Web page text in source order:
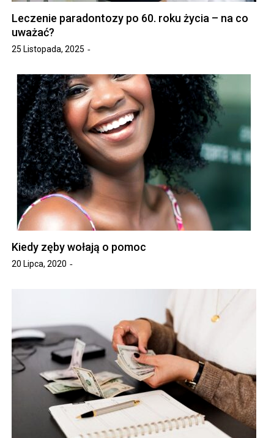
Leczenie paradontozy po 60. roku życia – na co
uważać?
25 Listopada, 2025
Kiedy zęby wołają o pomoc
20 Lipca, 2020